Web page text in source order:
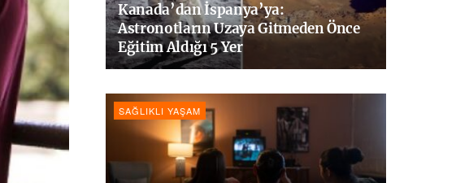
Kanada’dan İspanya’ya:
Astronotların Uzaya Gitmeden Önce
Eğitim Aldığı 5 Yer
SAĞLIKLI YAŞAM